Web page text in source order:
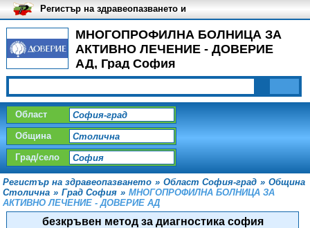
МНОГОПРОФИЛНА БОЛНИЦА ЗА
АКТИВНО ЛЕЧЕНИЕ - ДОВЕРИЕ
АД, Град София
Регистър на здравеопазването и
медицинските заведения в
България
Област
Община
Град/село
Регистър на здравеопазването » Област София-град » Община
Столична » Град София » МНОГОПРОФИЛНА БОЛНИЦА ЗА
АКТИВНО ЛЕЧЕНИЕ - ДОВЕРИЕ АД
безкръвен метод за диагностика софия